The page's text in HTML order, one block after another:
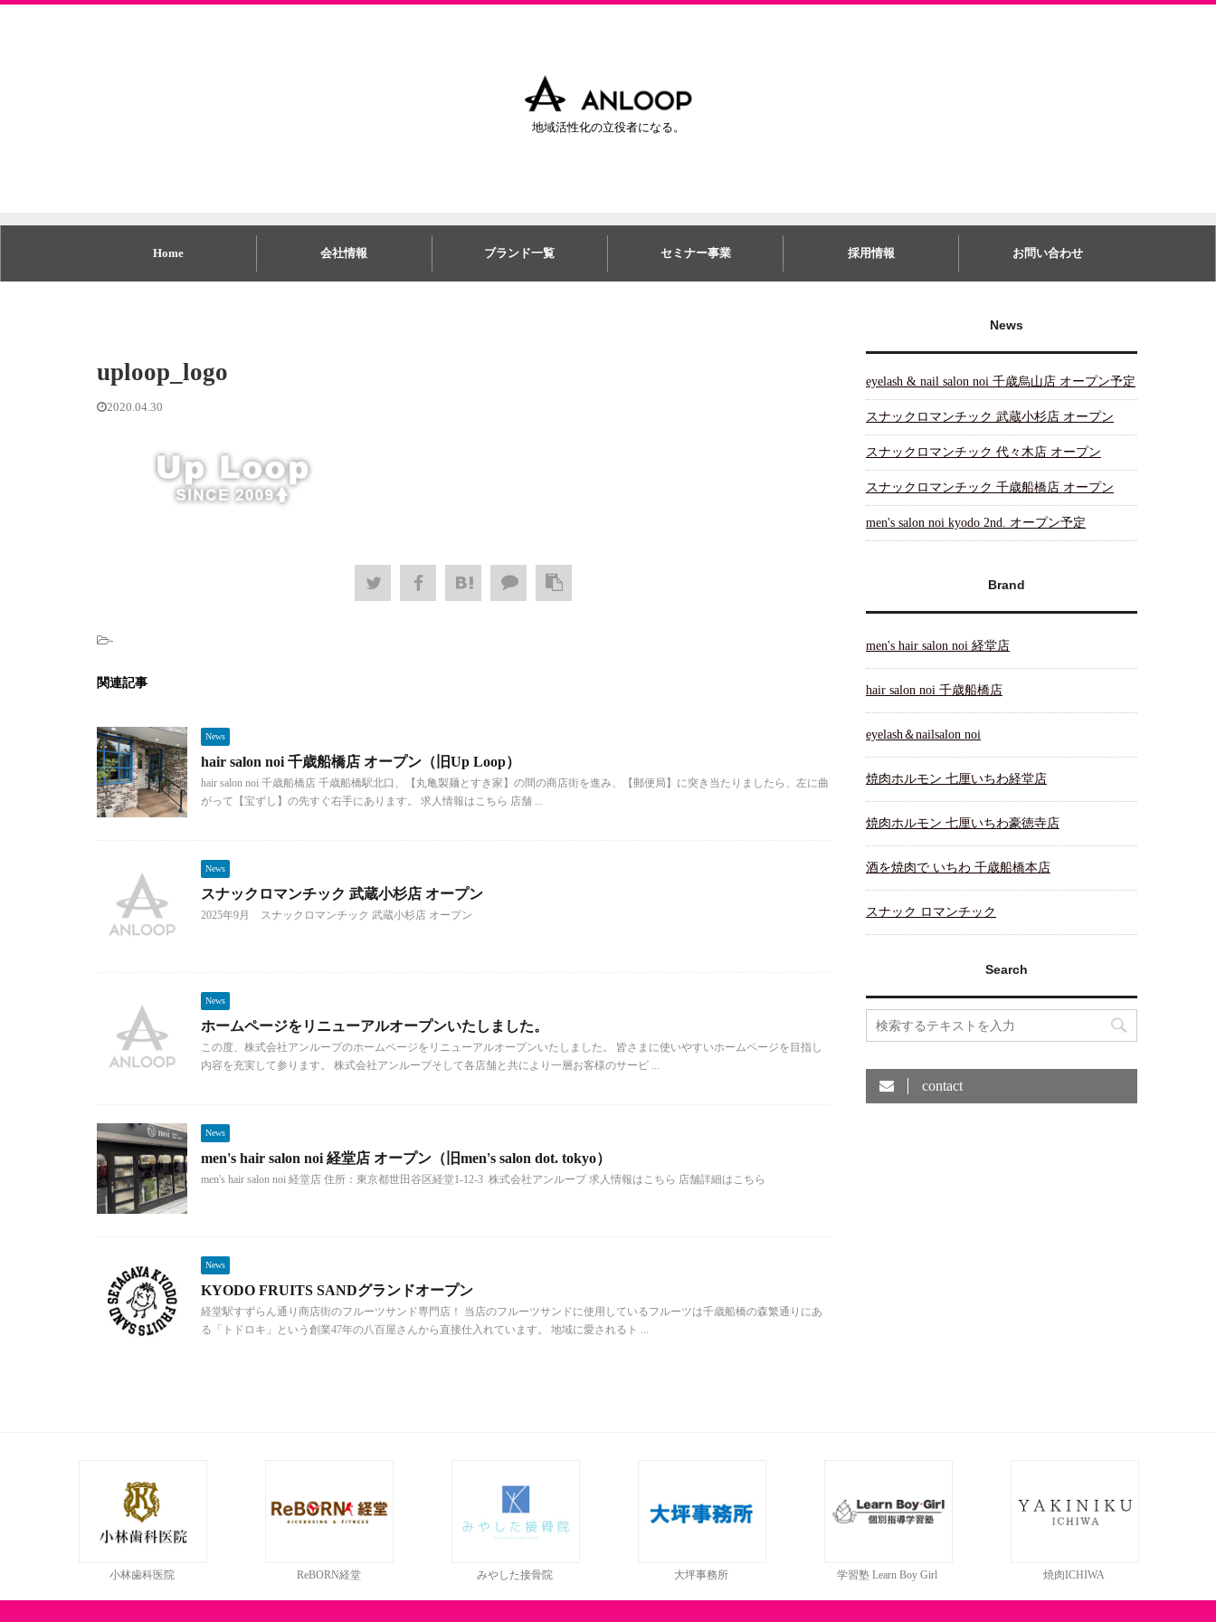
地域活性化の立役者になる。
Home 会社情報 ブランド一覧 セミナー事業 採用情報 お問い合わせ
uploop_logo
2020.04.30
-
関連記事
News
hair salon noi 千歳船橋店 オープン（旧Up Loop）
hair salon noi 千歳船橋店 千歳船橋駅北口、【丸亀製麺とすき家】の間の商店街を進み、【郵便局】に突き当たりましたら、左に曲
がって【宝ずし】の先すぐ右手にあります。 求人情報はこちら 店舗 ...
News
スナックロマンチック 武蔵小杉店 オープン
2025年9月 スナックロマンチック 武蔵小杉店 オープン
News
ホームページをリニューアルオープンいたしました。
この度、株式会社アンループのホームページをリニューアルオープンいたしました。 皆さまに使いやすいホームページを目指し
内容を充実して参ります。 株式会社アンループそして各店舗と共により一層お客様のサービ ...
News
men's hair salon noi 経堂店 オープン（旧men's salon dot. tokyo）
men's hair salon noi 経堂店 住所：東京都世田谷区経堂1-12-3 株式会社アンループ 求人情報はこちら 店舗詳細はこちら
News
KYODO FRUITS SANDグランドオープン
経堂駅すずらん通り商店街のフルーツサンド専門店！ 当店のフルーツサンドに使用しているフルーツは千歳船橋の森繁通りにあ
る「トドロキ」という創業47年の八百屋さんから直接仕入れています。 地域に愛されるト ...
News
eyelash & nail salon noi 千歳烏山店 オープン予定
スナックロマンチック 武蔵小杉店 オープン
スナックロマンチック 代々木店 オープン
スナックロマンチック 千歳船橋店 オープン
men's salon noi kyodo 2nd. オープン予定
Brand
men's hair salon noi 経堂店
hair salon noi 千歳船橋店
eyelash＆nailsalon noi
焼肉ホルモン 七厘いちわ経堂店
焼肉ホルモン 七厘いちわ豪徳寺店
酒を焼肉で いちわ 千歳船橋本店
スナック ロマンチック
Search
contact
小林歯科医院 ReBORN経堂 みやした接骨院 大坪事務所 学習塾 Learn Boy Girl 焼肉ICHIWA